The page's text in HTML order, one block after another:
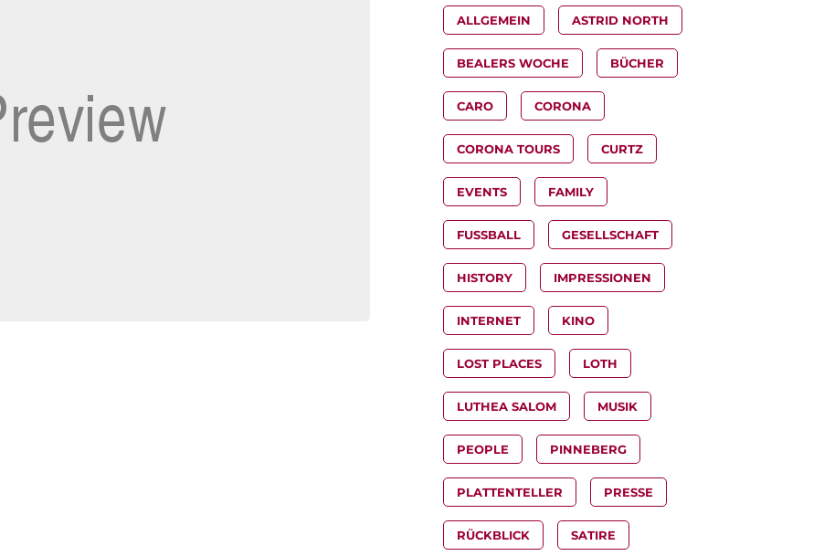
ALLGEMEIN ASTRID NORTH
BEALERS WOCHE BÜCHER
CARO CORONA
CORONA TOURS CURTZ
EVENTS FAMILY
FUSSBALL GESELLSCHAFT
HISTORY IMPRESSIONEN
INTERNET KINO
LOST PLACES LOTH
LUTHEA SALOM MUSIK
PEOPLE PINNEBERG
PLATTENTELLER PRESSE
RÜCKBLICK SATIRE